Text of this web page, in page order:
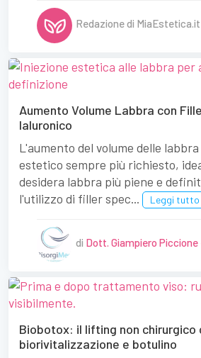
Redazione di MiaEstetica.it
Aumento Volume Labbra con
Ialuronico
L'aumento del volume delle
estetico sempre più richiesto,
desidera labbra più piene e
l'utilizzo di filler spec...
Leggi tutto
di Dott. Giampiero
Biobotox: il lifting non chirurgico
biorivitalizzazione e botulino